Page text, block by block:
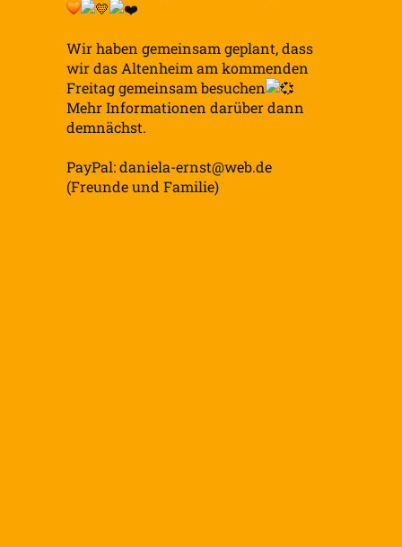
Wir haben gemeinsam geplant, dass
wir das Altenheim am kommenden
Freitag gemeinsam besuchen
Mehr Informationen darüber dann
demnächst.
PayPal: daniela-ernst@web.de
(Freunde und Familie)